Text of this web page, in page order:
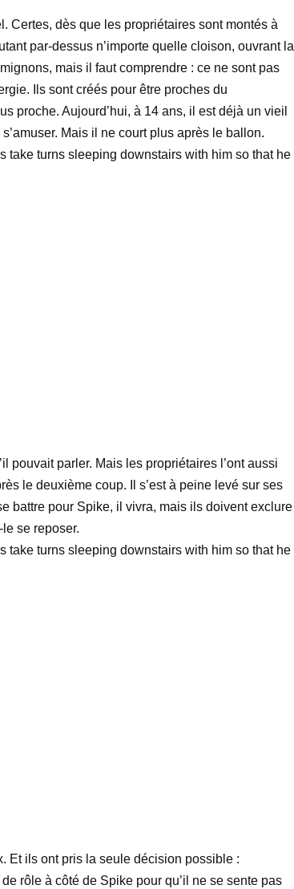
Certes, dès que les propriétaires sont montés à
par-dessus n’importe quelle cloison, ouvrant la
mais il faut comprendre : ce ne sont pas
Ils sont créés pour être proches du
proche. Aujourd’hui, à 14 ans, il est déjà un vieil
Mais il ne court plus après le ballon.
pouvait parler. Mais les propriétaires l’ont aussi
le deuxième coup. Il s’est à peine levé sur ses
battre pour Spike, il vivra, mais ils doivent exclure
se reposer.
Et ils ont pris la seule décision possible :
rôle à côté de Spike pour qu’il ne se sente pas